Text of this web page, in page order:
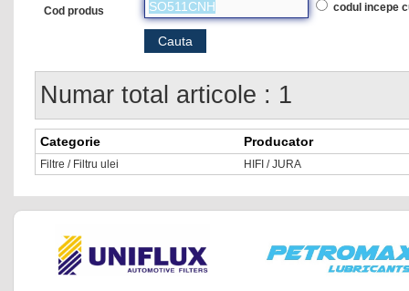
Cod produs codul incepe
Numar total articole : 1
Categorie Producator
Filtre / Filtru ulei HIFI / JURA